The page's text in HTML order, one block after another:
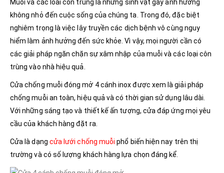
Muỗi và các loài côn trùng là những sinh vật gây ảnh hưởng
không nhỏ đến cuộc sống của chúng ta. Trong đó, đặc biệt
nghiêm trọng là việc lây truyền các dịch bệnh vô cùng nguy
hiểm làm ảnh hưởng đến sức khỏe. Vì vậy, mọi người cần có
các giải pháp ngăn chặn sự xâm nhập của muỗi và các loại côn
trùng vào nhà hiệu quả.
Cửa chống muỗi đóng mở 4 cánh inox được xem là giải pháp
chống muỗi an toàn, hiệu quả và có thời gian sử dụng lâu dài.
Với những sáng tạo và thiết kế ấn tượng, cửa đáp ứng mọi yêu
cầu của khách hàng đặt ra.
Cửa là dạng cửa lưới chống muỗi phổ biến hiện nay trên thị
trường và có số lượng khách hàng lựa chọn đáng kể.